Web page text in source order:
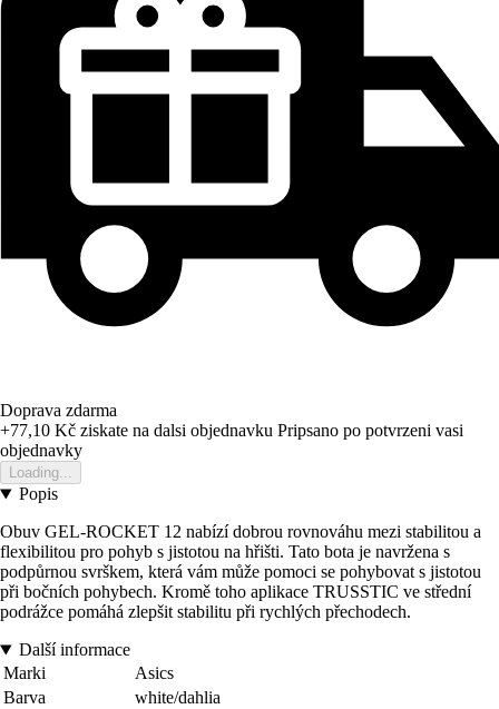
Doprava zdarma
+77,10 Kč ziskate na dalsi objednavku Pripsano po potvrzeni vasi
objednavky
Loading...
Popis
Obuv GEL-ROCKET 12 nabízí dobrou rovnováhu mezi stabilitou a
flexibilitou pro pohyb s jistotou na hřišti. Tato bota je navržena s
podpůrnou svrškem, která vám může pomoci se pohybovat s jistotou
při bočních pohybech. Kromě toho aplikace TRUSSTIC ve střední
podrážce pomáhá zlepšit stabilitu při rychlých přechodech.
Další informace
Marki
Asics
Barva
white/dahlia